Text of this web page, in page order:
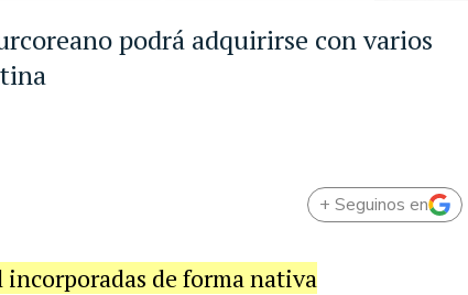
podrá adquirirse con varios
+ Seguinos en
de forma nativa